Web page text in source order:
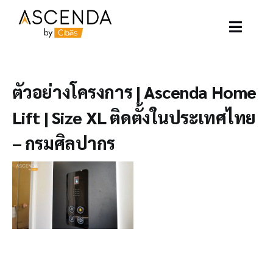
Toggle
ตัวอย่างโครงการ
ลิฟท์ของเรา
ติดต่อเรา
ตัวอย่างโครงการ | Ascenda Home
Lift | Size XL ติดตั้งในประเทศไทย
– กรมศิลปากร